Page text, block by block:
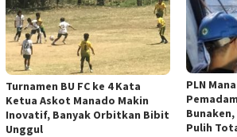
Turnamen BU FC ke 4 Kata
Ketua Askot Manado Makin
Inovatif, Banyak Orbitkan Bibit
Unggul
PLN
Bunaken,
Pulih